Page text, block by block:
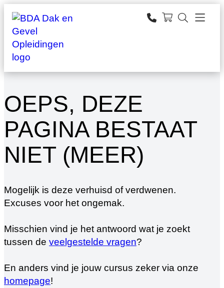
Ga
naar
de
inhoud
OEPS, DEZE
PAGINA BESTAAT
NIET (MEER)
Mogelijk is deze verhuisd of verdwenen.
Excuses voor het ongemak.
Misschien vind je het antwoord wat je zoekt
tussen de veelgestelde vragen?
En anders vind je jouw cursus zeker via onze
homepage!